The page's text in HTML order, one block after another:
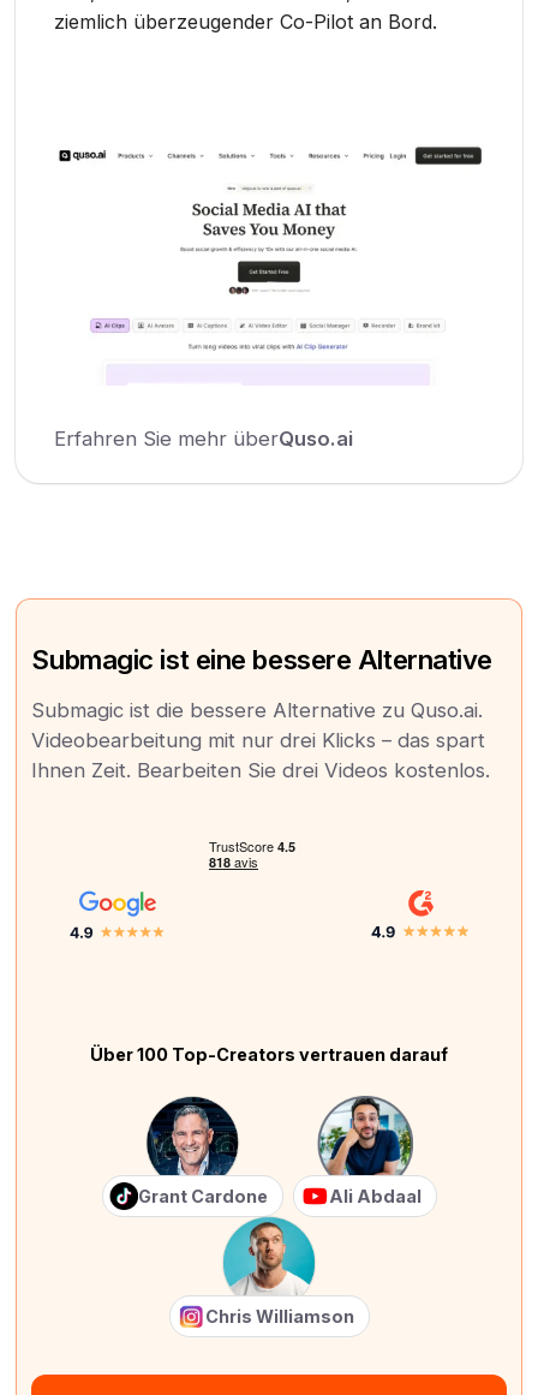
ziemlich überzeugender Co-Pilot an Bord.
Erfahren Sie mehr überQuso.ai
Submagic ist eine bessere Alternative
Submagic ist die bessere Alternative zu Quso.ai.
Videobearbeitung mit nur drei Klicks – das spart
Ihnen Zeit. Bearbeiten Sie drei Videos kostenlos.
Über 100 Top-Creators vertrauen darauf
Grant Cardone Ali Abdaal
Chris Williamson